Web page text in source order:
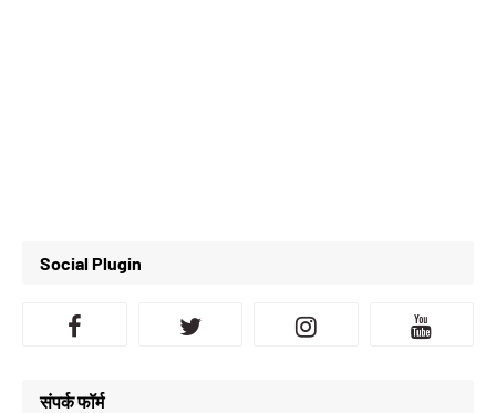
Social Plugin
संपर्क फॉर्म